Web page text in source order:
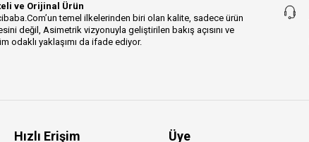
ve Orijinal Ürün
temel ilkelerinden biri olan kalite, sadece ürün
değil, Asimetrik vizyonuyla geliştirilen bakış açısını ve
odaklı yaklaşımı da ifade ediyor.
Hızlı Erişim Üye